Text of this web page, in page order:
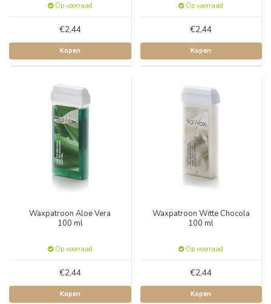
Op voorraad
€2,44
Kopen
Op voorraad
€2,44
Kopen
Waxpatroon Aloe Vera
100 ml
Op voorraad
€2,44
Kopen
Waxpatroon Witte Chocola
100 ml
Op voorraad
€2,44
Kopen